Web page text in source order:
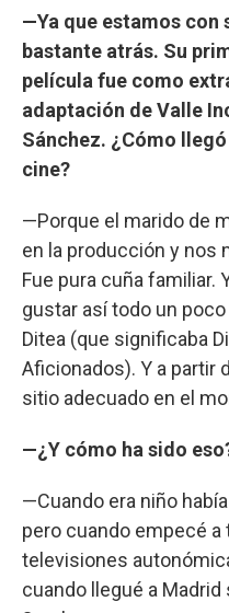
—Ya que estamos con
bastante atrás. Su
película fue como
adaptación de Valle
Sánchez. ¿Cómo
cine?
—Porque el marido de
en la producción y nos
Fue pura cuña familiar.
gustar así todo un
Ditea (que significaba
Aficionados). Y a partir
sitio adecuado en el
—¿Y cómo ha sido
—Cuando era niño
pero cuando empecé a
televisiones
cuando llegué a